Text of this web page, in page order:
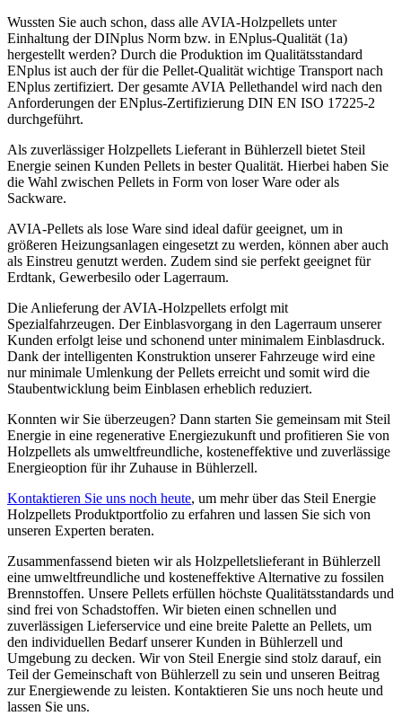
Wussten Sie auch schon, dass alle AVIA-Holzpellets unter
Einhaltung der DINplus Norm bzw. in ENplus-Qualität (1a)
hergestellt werden? Durch die Produktion im Qualitätsstandard
ENplus ist auch der für die Pellet-Qualität wichtige Transport nach
ENplus zertifiziert. Der gesamte AVIA Pellethandel wird nach den
Anforderungen der ENplus-Zertifizierung DIN EN ISO 17225-2
durchgeführt.
Als zuverlässiger Holzpellets Lieferant in Bühlerzell bietet Steil
Energie seinen Kunden Pellets in bester Qualität. Hierbei haben Sie
die Wahl zwischen Pellets in Form von loser Ware oder als
Sackware.
AVIA-Pellets als lose Ware sind ideal dafür geeignet, um in
größeren Heizungsanlagen eingesetzt zu werden, können aber auch
als Einstreu genutzt werden. Zudem sind sie perfekt geeignet für
Erdtank, Gewerbesilo oder Lagerraum.
Die Anlieferung der AVIA-Holzpellets erfolgt mit
Spezialfahrzeugen. Der Einblasvorgang in den Lagerraum unserer
Kunden erfolgt leise und schonend unter minimalem Einblasdruck.
Dank der intelligenten Konstruktion unserer Fahrzeuge wird eine
nur minimale Umlenkung der Pellets erreicht und somit wird die
Staubentwicklung beim Einblasen erheblich reduziert.
Konnten wir Sie überzeugen? Dann starten Sie gemeinsam mit Steil
Energie in eine regenerative Energiezukunft und profitieren Sie von
Holzpellets als umweltfreundliche, kosteneffektive und zuverlässige
Energieoption für ihr Zuhause in Bühlerzell.
Kontaktieren Sie uns noch heute, um mehr über das Steil Energie
Holzpellets Produktportfolio zu erfahren und lassen Sie sich von
unseren Experten beraten.
Zusammenfassend bieten wir als Holzpelletslieferant in Bühlerzell
eine umweltfreundliche und kosteneffektive Alternative zu fossilen
Brennstoffen. Unsere Pellets erfüllen höchste Qualitätsstandards und
sind frei von Schadstoffen. Wir bieten einen schnellen und
zuverlässigen Lieferservice und eine breite Palette an Pellets, um
den individuellen Bedarf unserer Kunden in Bühlerzell und
Umgebung zu decken. Wir von Steil Energie sind stolz darauf, ein
Teil der Gemeinschaft von Bühlerzell zu sein und unseren Beitrag
zur Energiewende zu leisten. Kontaktieren Sie uns noch heute und
lassen Sie uns.